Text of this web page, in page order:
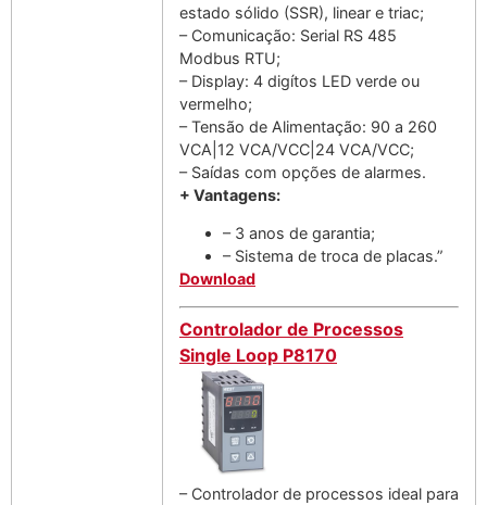
estado sólido (SSR), linear e triac;
– Comunicação: Serial RS 485
Modbus RTU;
– Display: 4 digítos LED verde ou
vermelho;
– Tensão de Alimentação: 90 a 260
VCA|12 VCA/VCC|24 VCA/VCC;
– Saídas com opções de alarmes.
+ Vantagens:
– 3 anos de garantia;
– Sistema de troca de placas.”
Download
Controlador de Processos
Single Loop P8170
– Controlador de processos ideal para